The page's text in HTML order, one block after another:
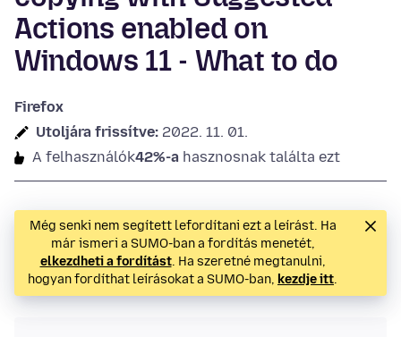
Actions enabled on
Windows 11 - What to do
Firefox
Utoljára frissítve: 2022. 11. 01.
A felhasználók42%-a hasznosnak találta ezt
Még senki nem segített lefordítani ezt a leírást. Ha
már ismeri a SUMO-ban a fordítás menetét,
elkezdheti a fordítást. Ha szeretné megtanulni,
hogyan fordíthat leírásokat a SUMO-ban, kezdje itt.